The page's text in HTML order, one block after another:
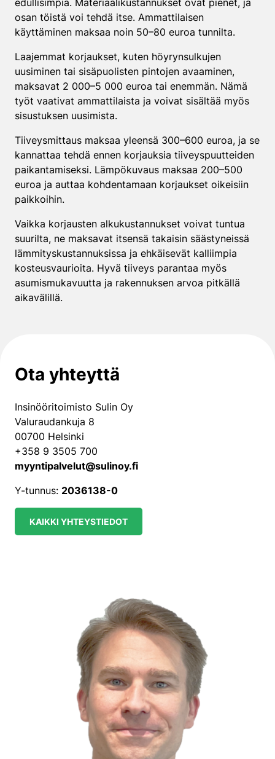
edullisimpia. Materiaalikustannukset ovat pienet, ja
osan töistä voi tehdä itse. Ammattilaisen
käyttäminen maksaa noin 50–80 euroa tunnilta.
Laajemmat korjaukset, kuten höyrynsulkujen
uusiminen tai sisäpuolisten pintojen avaaminen,
maksavat 2 000–5 000 euroa tai enemmän. Nämä
työt vaativat ammattilaista ja voivat sisältää myös
sisustuksen uusimista.
Tiiveysmittaus maksaa yleensä 300–600 euroa, ja se
kannattaa tehdä ennen korjauksia tiiveyspuutteiden
paikantamiseksi. Lämpökuvaus maksaa 200–500
euroa ja auttaa kohdentamaan korjaukset oikeisiin
paikkoihin.
Vaikka korjausten alkukustannukset voivat tuntua
suurilta, ne maksavat itsensä takaisin säästyneissä
lämmityskustannuksissa ja ehkäisevät kalliimpia
kosteusvaurioita. Hyvä tiiveys parantaa myös
asumismukavuutta ja rakennuksen arvoa pitkällä
aikavälillä.
Ota yhteyttä
Insinööritoimisto Sulin Oy
Valuraudankuja 8
00700 Helsinki
+358 9 3505 700
myyntipalvelut@sulinoy.fi
Y-tunnus: 2036138-0
KAIKKI YHTEYSTIEDOT